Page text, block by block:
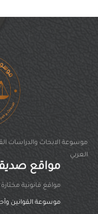
موسوعة الابحاث والدراسات
العربي
مواقع
مواقغ قانونية
موسوعة القوانين